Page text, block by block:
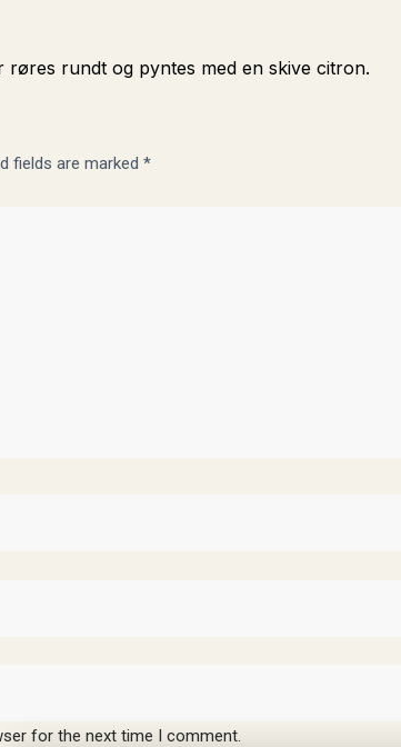
røres rundt og pyntes med en skive citron.
fields are marked*
for the next time I comment.